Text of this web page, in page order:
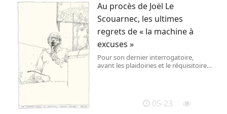
le sillage de la philosophie critique et
de la sociologie du handicap.
Au procès de Joël Le
Scouarnec, les ultimes
regrets de « la machine à
excuses »
Pour son dernier interrogatoire,
avant les plaidoiries et le réquisitoire,
nouvelle fois demandé pardon à ses
05-23